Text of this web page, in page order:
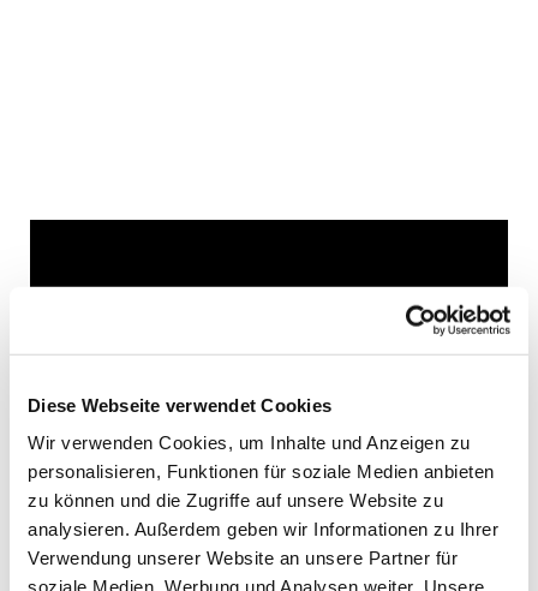
Diese Webseite verwendet Cookies
Wir verwenden Cookies, um Inhalte und Anzeigen zu
personalisieren, Funktionen für soziale Medien anbieten
zu können und die Zugriffe auf unsere Website zu
analysieren. Außerdem geben wir Informationen zu Ihrer
Verwendung unserer Website an unsere Partner für
soziale Medien, Werbung und Analysen weiter. Unsere
Dies könnte Sie auch